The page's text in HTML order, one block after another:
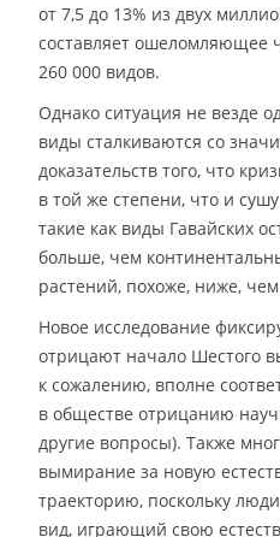
от 7,5 до 13% из двух
составляет ошеломляющее
260 000 видов.
Однако ситуация не везде
виды сталкиваются со
доказательств того, что
в той же степени, что и
такие как виды Гавайских
больше, чем
растений, похоже, ниже,
Новое исследование
отрицают начало Шестого
к сожалению, вполне
в обществе отрицанию
другие вопросы). Также
вымирание за новую
траекторию, поскольку
вид, играющий свою